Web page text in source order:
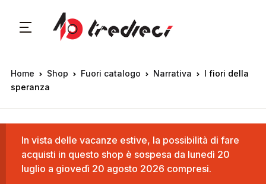
Home Shop Fuori catalogo Narrativa
I fiori della
speranza
In vista delle vacanze estive, la possibilità di fare
acquisti in questo shop è sospesa da lunedì 20
luglio a giovedì 20 agosto 2026 compresi.